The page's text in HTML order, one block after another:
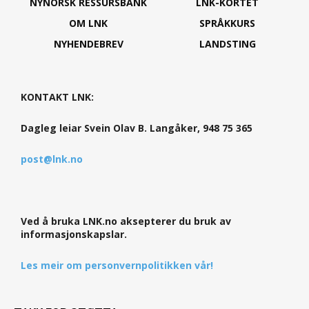
OM LNK
NYHENDEBREV
SPRÅKKURS
LANDSTING
KONTAKT LNK:
Dagleg leiar Svein Olav B. Langåker, 948 75 365
post@lnk.no
Ved å bruka LNK.no aksepterer du bruk av
informasjonskapslar.
Les meir om personvernpolitikken vår!